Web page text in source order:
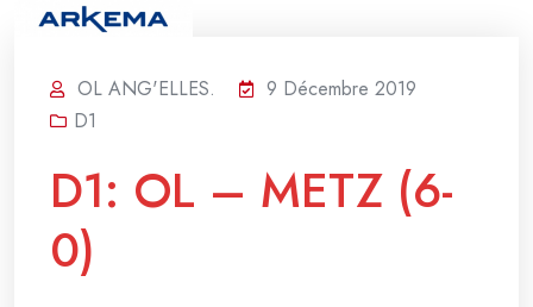
OL ANG'ELLES.
9 Décembre 2019
D1
D1: OL – METZ (6-
0)